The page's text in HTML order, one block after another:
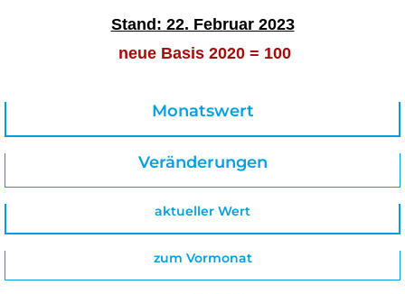
Stand: 22. Februar 2023
neue Basis 2020 = 100
Monatswert
Veränderungen
aktueller Wert
zum Vormonat